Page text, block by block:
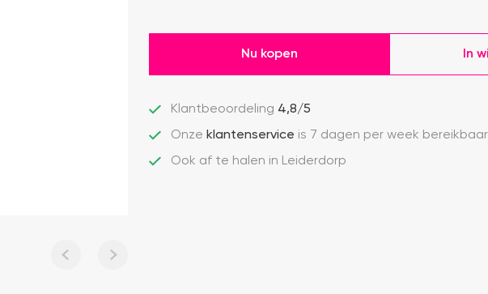
Nu kopen In
Klantbeoordeling 4,8/5
Onze klantenservice is 7 dagen per week bereikbaar
Ook af te halen in Leiderdorp